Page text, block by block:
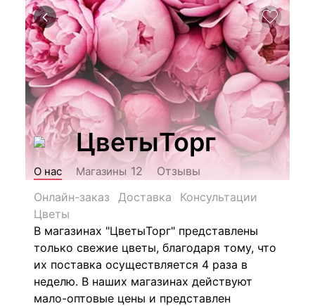
ЦветыТорг
О нас Магазины 12
Отзывы
Онлайн-заказ
Доставка
Консультации
Цветы
В магазинах "ЦветыТорг" представлены
только свежие цветы, благодаря тому, что
их поставка осуществляется 4 раза в
неделю. В наших магазинах действуют
мало-оптовые цены и представлен